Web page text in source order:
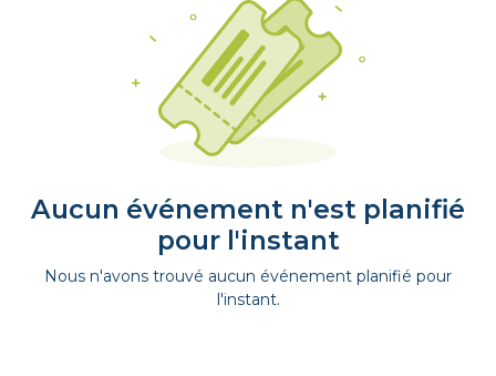
Aucun événement n'est planifié
pour l'instant
Nous n'avons trouvé aucun événement planifié pour
l'instant.